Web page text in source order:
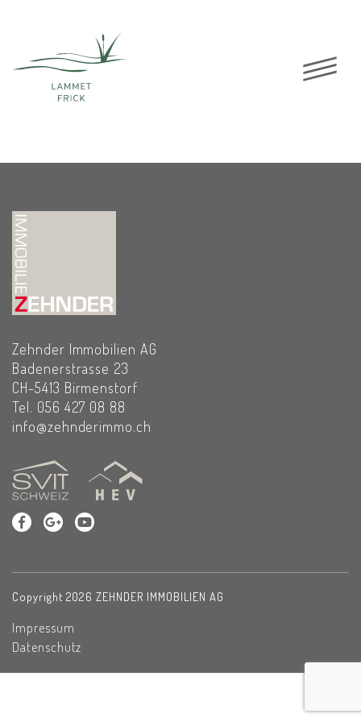
G1.3 14. JANUAR
2022
Zehnder Immobilien AG
Badenerstrasse 23
CH-5413 Birmenstorf
Tel. 056 427 08 88
info@zehnderimmo.ch
Copyright 2026ZEHNDER IMMOBILIEN AG
Impressum
Datenschutz